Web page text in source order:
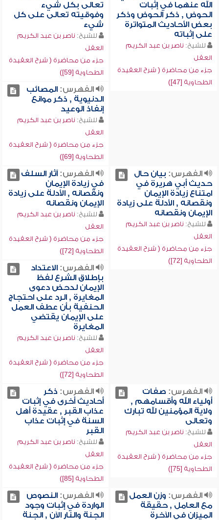
الله عنهما في إثبات
الحوض , ذكر الحوض وذكر
بعض الأحاديث المتواترة
على إثباته
للشيخ: ناصر بن عبد الكريم
العقل
جزء من محاضرة ( شرح العقيدة
الطحاوية [47])
تعالى بكل شيء
وفوقيته تعالى على كل
شيء
للشيخ: ناصر بن عبد الكريم
العقل
جزء من محاضرة ( شرح العقيدة
الطحاوية [59])
الفهرس:المصائب
الدنيوية , ذكر موانع
إنفاذ الوعيد
للشيخ: ناصر بن عبد الكريم
العقل
جزء من محاضرة ( شرح العقيدة
الطحاوية [69])
الفهرس: بيان حال
حديث أبي هريرة في
امتناع زيادة الإيمان
ونقصانه , الأدلة على زيادة
الإيمان ونقصانه
للشيخ: ناصر بن عبد الكريم
العقل
جزء من محاضرة ( شرح العقيدة
الطحاوية [72])
الفهرس:آثار السلف
في زيادة الإيمان
ونقصانه , الأدلة على زيادة
الإيمان ونقصانه
للشيخ: ناصر بن عبد الكريم
العقل
جزء من محاضرة ( شرح العقيدة
الطحاوية [72])
الفهرس:الاعتداد
بإطلاق الشرع لفظ
الإيمان لدحض دعوى
المغايرة , الرد على احتجاج
الحنفية بأن عطف العمل
على الإيمان يقتضي
المغايرة
للشيخ: ناصر بن عبد الكريم
العقل
جزء من محاضرة ( شرح العقيدة
الطحاوية [72])
الفهرس: صفات
أولياء الله وأقسامهم ,
ولاية المؤمنين لله تبارك
وتعالى
للشيخ: ناصر بن عبد الكريم
العقل
جزء من محاضرة ( شرح العقيدة
الطحاوية [75])
الفهرس: ذكر
أحاديث أخرى في إثبات
عذاب القبر , عقيدة أهل
السنة في إثبات عذاب
القبر
للشيخ: ناصر بن عبد الكريم
العقل
جزء من محاضرة ( شرح العقيدة
الطحاوية [85])
الفهرس: وزن العمل
مع العامل , حقيقة
الميزان في الآخرة
الفهرس:النصوص
الواردة في إثبات وجود
الجنة والنار الآن , الجنة